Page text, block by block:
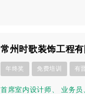
常州时歌装饰工程有
年终奖 免费培训 有
首席室内设计师 业务员